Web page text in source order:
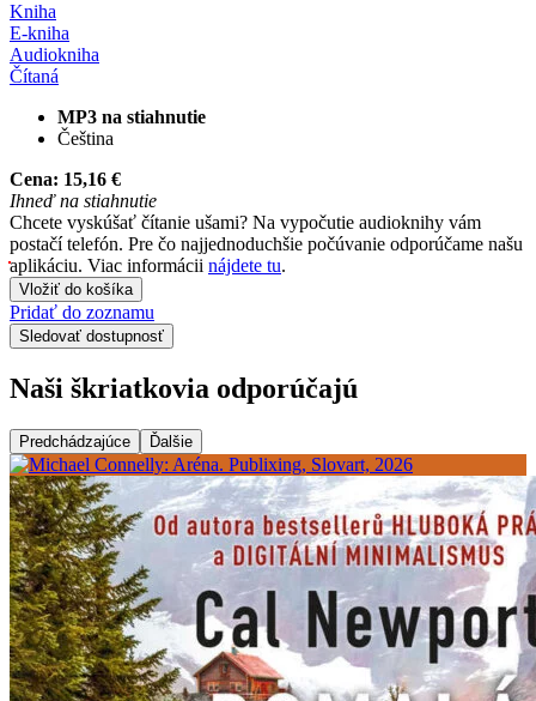
Kniha
E-kniha
Audiokniha
Čítaná
MP3 na stiahnutie
Čeština
Cena: 15,16 €
Ihneď na stiahnutie
Chcete vyskúšať čítanie ušami? Na vypočutie audioknihy vám
postačí telefón. Pre čo najjednoduchšie počúvanie odporúčame našu
aplikáciu. Viac informácii nájdete tu.
Vložiť do košíka
Pridať do zoznamu
Sledovať dostupnosť
Naši škriatkovia odporúčajú
Predchádzajúce Ďalšie